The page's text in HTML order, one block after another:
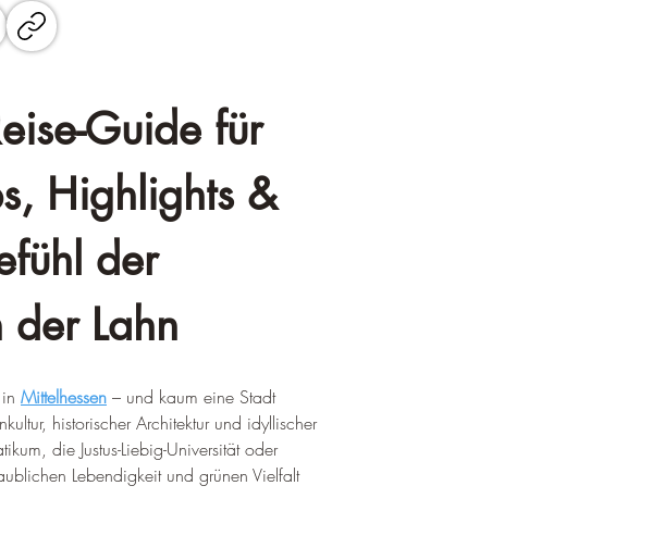
Guide für
Highlights &
der
der Lahn
Mittelhessen – und kaum eine Stadt
historischer Architektur und idyllischer
die Justus-Liebig-Universität oder
Lebendigkeit und grünen Vielfalt